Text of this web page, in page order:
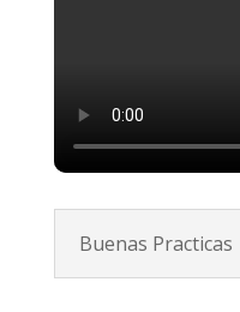
Buenas Practicas